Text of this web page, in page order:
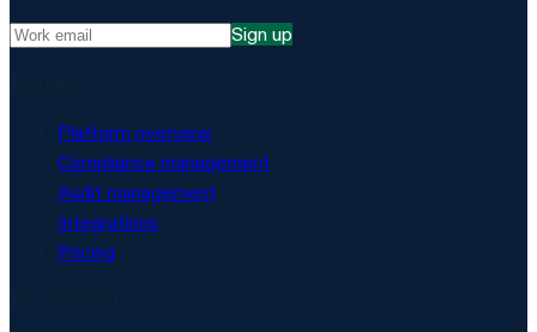
Sign up
Platform overview
Compliance management
Audit management
Integrations
Pricing